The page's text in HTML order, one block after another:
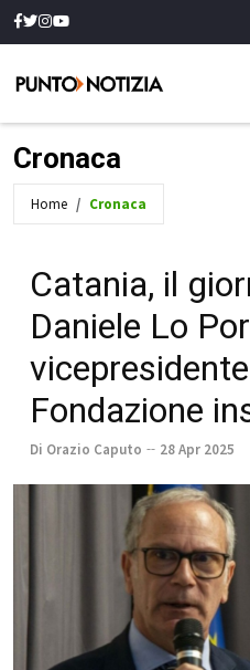
Cronaca
Home Cronaca
Catania, il
Daniele Lo
Fondazione
Di Orazio Caputo 28 Apr 2025